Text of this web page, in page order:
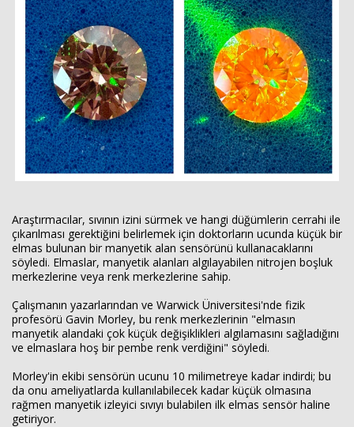
Araştırmacılar, sıvının izini sürmek ve hangi düğümlerin cerrahi ile
çıkarılması gerektiğini belirlemek için doktorların ucunda küçük bir
elmas bulunan bir manyetik alan sensörünü kullanacaklarını
söyledi. Elmaslar, manyetik alanları algılayabilen nitrojen boşluk
merkezlerine veya renk merkezlerine sahip.
Çalışmanın yazarlarından ve Warwick Üniversitesi'nde fizik
profesörü Gavin Morley, bu renk merkezlerinin "elmasın
manyetik alandaki çok küçük değişiklikleri algılamasını sağladığını
ve elmaslara hoş bir pembe renk verdiğini" söyledi.
Morley'in ekibi sensörün ucunu 10 milimetreye kadar indirdi; bu
da onu ameliyatlarda kullanılabilecek kadar küçük olmasına
rağmen manyetik izleyici sıvıyı bulabilen ilk elmas sensör haline
getiriyor.